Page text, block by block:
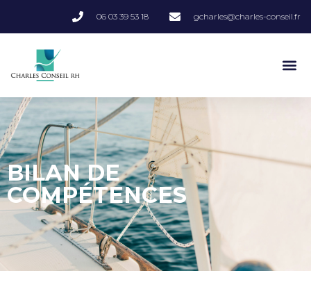
06 03 39 53 18 gcharles@charles-conseil.fr
BILAN DE
COMPÉTENCES